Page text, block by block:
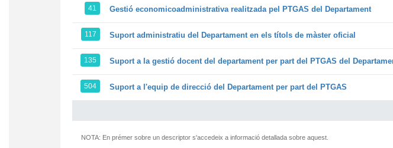
41 Gestió economicoadministrativa realitzada pel PTGAS del Departament
117 Suport administratiu del Departament en els títols de màster oficial
135 Suport a la gestió docent del departament per part del PTGAS del
504 Suport a l'equip de direcció del Departament per part del PTGAS
NOTA: En prémer sobre un descriptor s'accedeix a informació detallada sobre aquest.